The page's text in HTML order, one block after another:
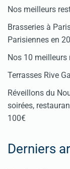
Nos meilleurs
Brasseries à
Parisiennes en
Nos 10
Terrasses Rive
Réveillons du
soirées,
100€
Derniers